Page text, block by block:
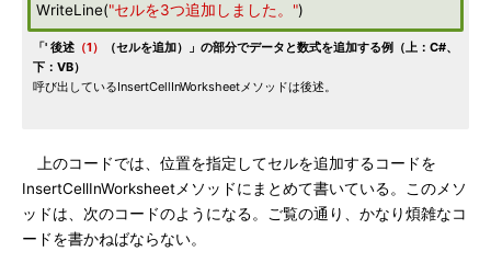
WriteLine("セルを3つ追加しました。")
「' 後述 （1）
（セルを追加）」の部分でデータと数式を追加する例（上：C#、
下：VB）
呼び出しているInsertCellInWorksheetメソッドは後述。
上のコードでは、位置を指定してセルを追加するコードを
InsertCellInWorksheetメソッドにまとめて書いている。このメソ
ッドは、次のコードのようになる。ご覧の通り、かなり煩雑なコ
ードを書かねばならない。